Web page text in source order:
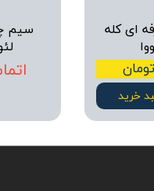
ای کله
خرید
سیم